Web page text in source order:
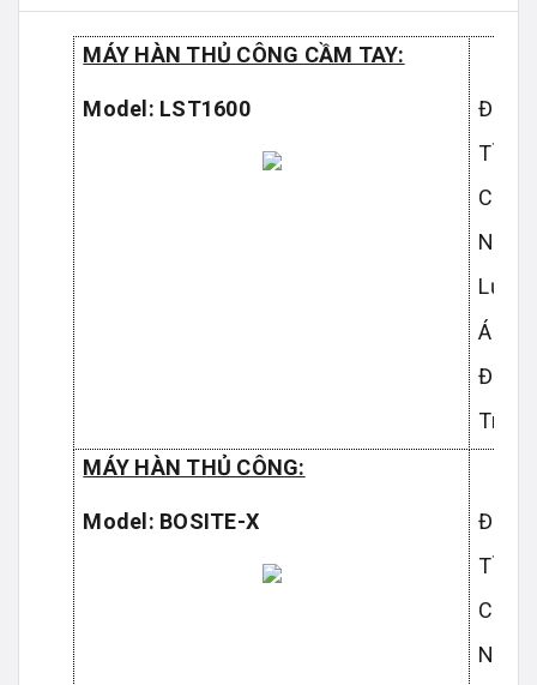
MÁY HÀN THỦ CÔNG CẦM TAY:
Model: LST1600
Điện
Tần
Công
Nhiệt
Lưu
Áp
Độ
MÁY HÀN THỦ CÔNG:
Model: BOSITE-X
Điện
Tần
Công
Nhiệt